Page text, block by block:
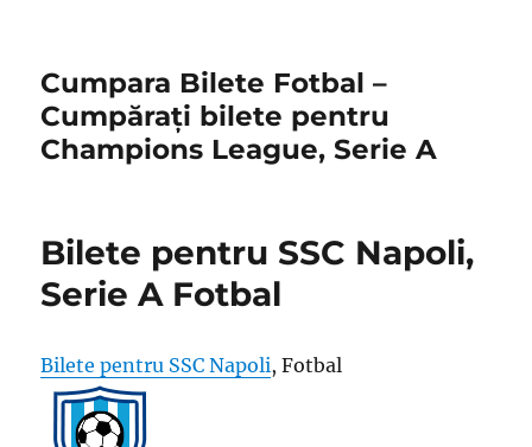
Cumpara Bilete Fotbal –
Cumpărați bilete pentru
Champions League, Serie A
Bilete pentru SSC Napoli,
Serie A Fotbal
Bilete pentru SSC Napoli, Fotbal